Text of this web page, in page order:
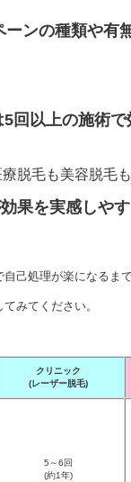
ーンの種類や有
5回以上の施術
脱毛も美容脱毛も
果を実感しや
己処理が楽になるま
みてください。
クリニック
(レーザー脱毛)
5～6回
(約1年)